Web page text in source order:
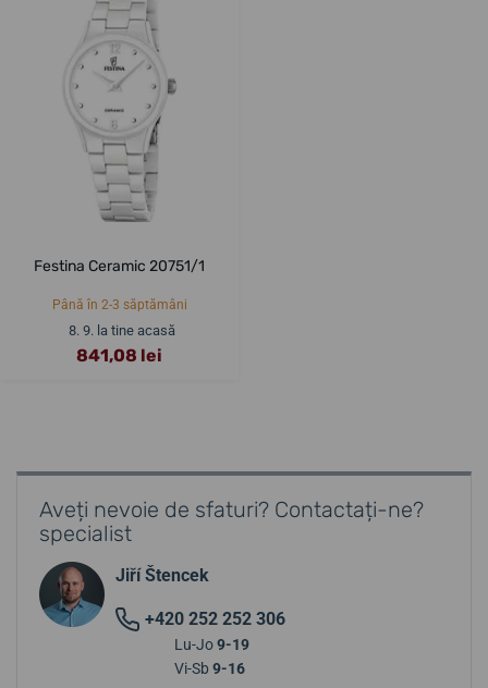
Festina Ceramic 20751/1
Până în 2-3 săptămâni
8. 9. la tine acasă
841,08 lei
Aveți nevoie de sfaturi? Contactați-ne?
specialist
Jiří Štencek
+420 252 252 306
Lu-Jo9-19
Vi-Sb 9-16